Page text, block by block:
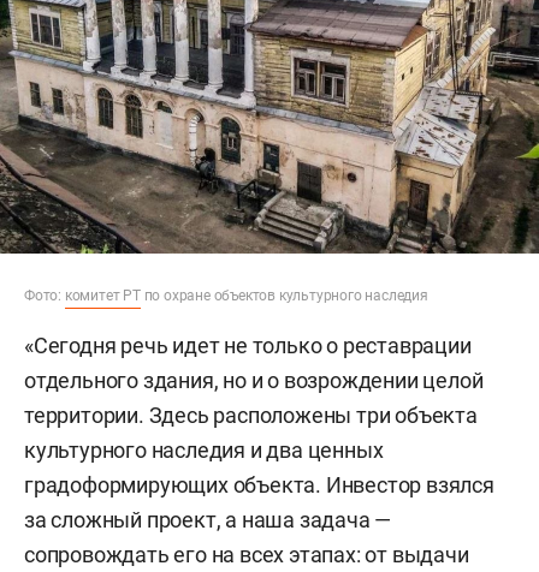
Фото: комитет РТпо охране объектов культурного наследия
«Сегодня речь идет не только о реставрации
отдельного здания, но и о возрождении целой
территории. Здесь расположены три объекта
культурного наследия и два ценных
градоформирующих объекта. Инвестор взялся
за сложный проект, а наша задача —
сопровождать его на всех этапах: от выдачи